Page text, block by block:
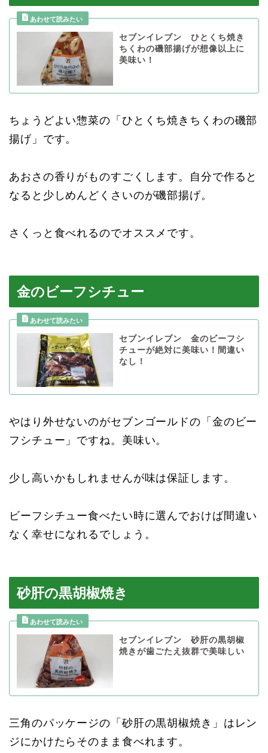
セブンイレブン ひとくち焼き
ちくわの磯部揚げが想像以上に
美味い！
ちょうどよい惣菜の「ひとくち焼きちくわの磯部
揚げ」です。
あおさの香りがものすごくします。自分で作ると
なると少しめんどくさいのが磯部揚げ。
さくっと食べれるのでオススメです。
金のビーフシチュー
セブンイレブン 金のビーフシ
チューが絶対に美味い！間違い
なし！
やはり外せないのがセブンゴールドの「金のビー
フシチュー」ですね。美味い。
少し高いかもしれませんが味は保証します。
ビーフシチュー食べたい時に選んでおけば間違い
なく幸せになれるでしょう。
砂肝の黒胡椒焼き
セブンイレブン 砂肝の黒胡椒
焼きが歯ごたえ抜群で美味しい
三角のパッケージの「砂肝の黒胡椒焼き」はレン
ジにかけたらそのまま食べれます。